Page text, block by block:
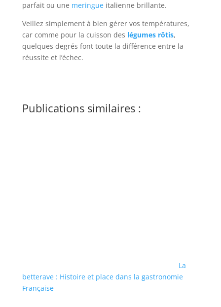
parfait ou une meringueitalienne brillante.
Veillez simplement à bien gérer vos températures,
car comme pour la cuisson des légumes rôtis,
quelques degrés font toute la différence entre la
réussite et l’échec.
Publications similaires :
La
betterave : Histoire et place dans la gastronomie
Française